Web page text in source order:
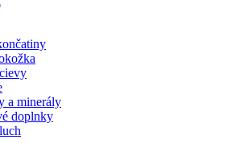
a minerály
doplnky